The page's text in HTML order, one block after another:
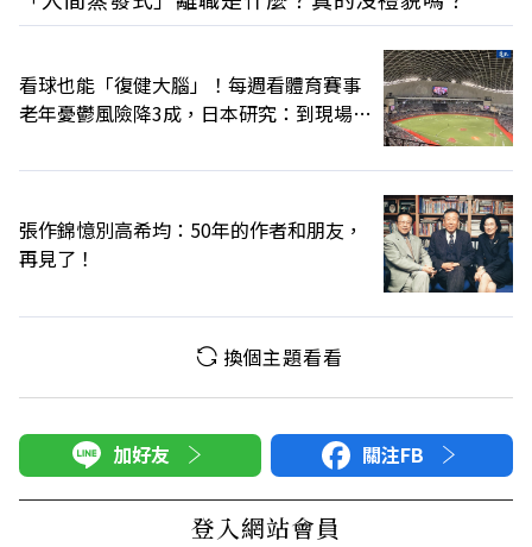
看球也能「復健大腦」！每週看體育賽事
老年憂鬱風險降3成，日本研究：到現場效
張作錦憶別高希均：50年的作者和朋友，
再見了！
換個主題看看
加好友 關注FB
登入網站會員